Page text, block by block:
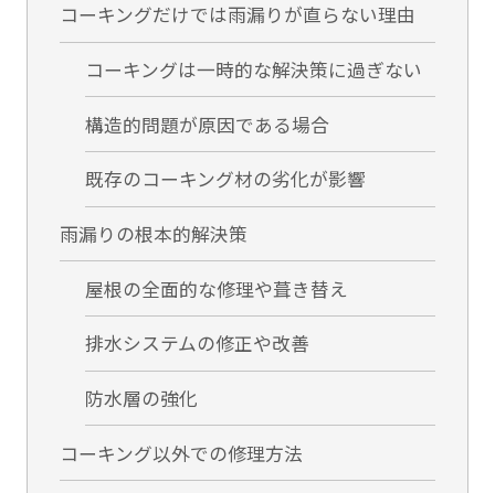
コーキングだけでは雨漏りが直らない理由
コーキングは一時的な解決策に過ぎない
構造的問題が原因である場合
既存のコーキング材の劣化が影響
雨漏りの根本的解決策
屋根の全面的な修理や葺き替え
排水システムの修正や改善
防水層の強化
コーキング以外での修理方法